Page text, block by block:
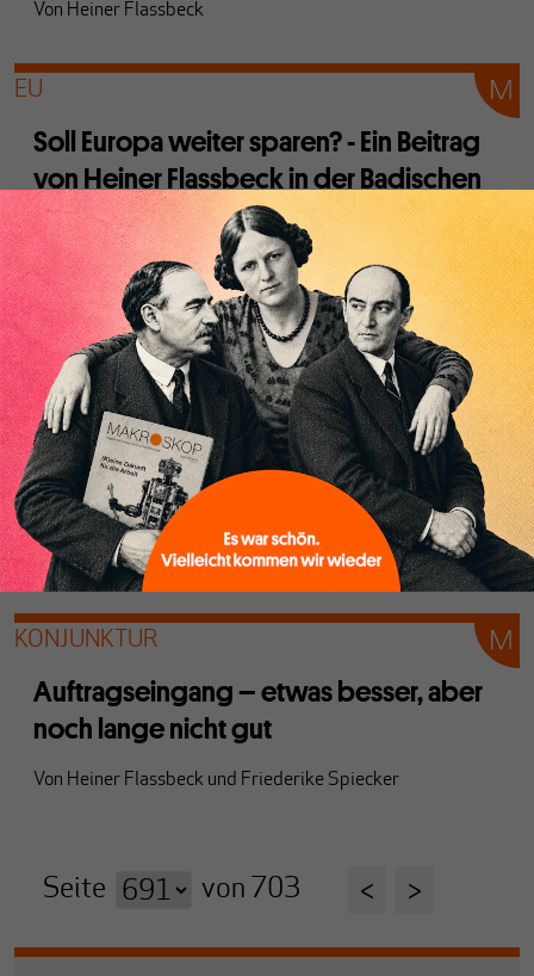
Von Heiner Flassbeck
EU
Soll Europa weiter sparen? - Ein Beitrag
von Heiner Flassbeck in der Badischen
Zeitung vom 10. Mai 2013
VonHeiner Flassbeck
EU
Die FDP stellt Frankreich ein
„verheerendes wirtschaftspolitisches
Zeugnis aus“ und outet sich als Gegner
des Freihandels
VonHeiner FlassbeckundFriederike Spiecker
KONJUNKTUR
Auftragseingang – etwas besser, aber
noch lange nicht gut
Von Heiner Flassbeck und Friederike Spiecker
Seite von 703 < >